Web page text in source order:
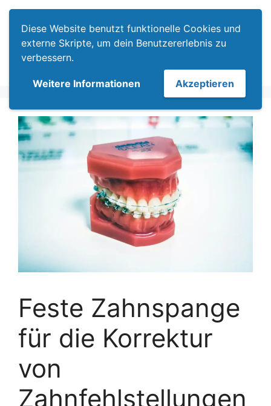
Diese Website benutzt funktionelle Cookies und
externe Skripte, um dein Benutzererlebnis zu
verbessern.
Weitere Informationen Akzeptieren
Zum
Inhalt
springen
Feste Zahnspange
für die Korrektur
von
Zahnfehlstellungen